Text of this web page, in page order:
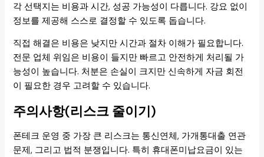
각 선택지는 비용과 시간, 성공 가능성이 다릅니다. 강요 없이
정보를 제공해 스스로 결정할 수 있도록 돕습니다.
직접 해결은 비용은 낮지만 시간과 절차 이해가 필요합니다.
전문 업체 위임은 비용이 들지만 빠르고 안전하게 처리될 가
능성이 높습니다. 처분은 손실이 크지만 신속하게 자금 회전
이 필요한 경우 고려할 수 있습니다.
주의사항(리스크 줄이기)
폰테크 운영 중 가장 큰 리스크는 통신연체, 가개통대출 연관
문제, 그리고 법적 분쟁입니다. 특히 휴대폰미납요금이 있는